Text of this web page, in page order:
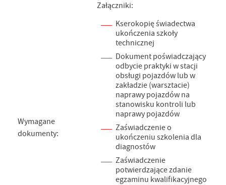
Wymagane
dokumenty:
Załączniki:
Kserokopię świadectwa
ukończenia szkoły
technicznej
Dokument poświadczający
odbycie praktyki w stacji
obsługi pojazdów lub w
zakładzie (warsztacie)
naprawy pojazdów na
stanowisku kontroli lub
naprawy pojazdów
Zaświadczenie o
ukończeniu szkolenia dla
diagnostów
Zaświadczenie
potwierdzające zdanie
egzaminu kwalifikacyjnego